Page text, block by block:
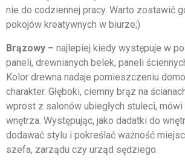
nie do codziennej pracy. Warto zostawić
pokojów kreatywnych w biurze;)
Brązowy – najlepiej kiedy występuje w
paneli, drewnianych belek, paneli
Kolor drewna nadaje pomieszczeniu
charakter. Głęboki, ciemny brąz na
wprost z salonów ubiegłych stuleci,
wnętrza. Występując, jako dadatki do
dodawać stylu i pokreślać ważność
szefa, zarządu czy urząd sędziego.